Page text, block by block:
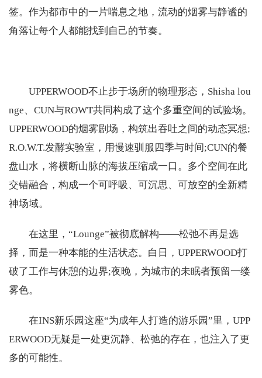
签。作为都市中的一片喘息之地，流动的烟雾与静谧的
角落让每个人都能找到自己的节奏。
UPPERWOOD不止步于场所的物理形态，Shisha lou
nge、CUN与ROWT共同构成了这个多重空间的试验场。
UPPERWOOD的烟雾剧场，构筑出吞吐之间的动态冥想;
R.O.W.T.发酵实验室，用慢速驯服四季与时间;CUN的餐
盘山水，将横断山脉的海拔压缩成一口。多个空间在此
交错融合，构成一个可呼吸、可沉思、可放空的全新精
神场域。
在这里，“Lounge”被彻底解构——松弛不再是选
择，而是一种本能的生活状态。白日，UPPERWOOD打
破了工作与休憩的边界;夜晚，为城市的未眠者预留一缕
雾色。
在INS新乐园这座“为成年人打造的游乐园”里，UPP
ERWOOD无疑是一处更沉静、松弛的存在，也注入了更
多的可能性。